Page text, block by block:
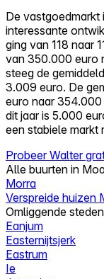
Alles-in-één
Reviews
Prijzen
Log in
Probeer Walter
De
interessante
ging van 118 naar
van 350.000 euro
steeg de
3.009 euro. De
euro naar
dit jaar is 5.000
een stabiele markt
Probeer Walter
Alle buurten in
Morra
Verspreide huizen
Omliggende steden
Eanjum
Easternijtsjerk
Eastrum
Ie